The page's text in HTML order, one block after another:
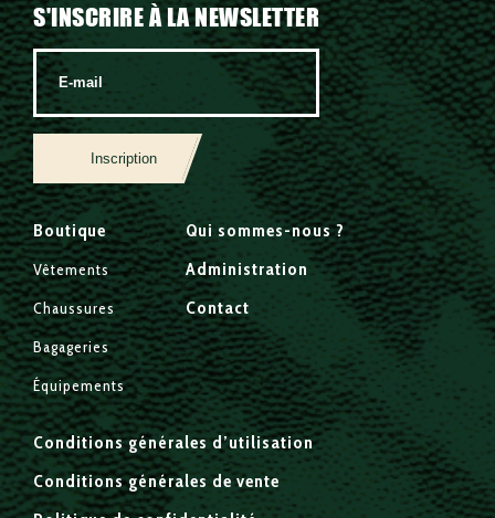
S'INSCRIRE À LA NEWSLETTER
Inscription
Boutique
Vêtements
Chaussures
Bagageries
Équipements
Qui sommes-nous ?
Administration
Contact
Conditions générales d’utilisation
Conditions générales de vente